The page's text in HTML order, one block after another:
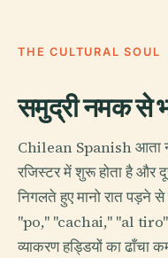
THE CULTURAL SOUL
समुद्री नमक से
Chilean Spanish आता
रजिस्टर में शुरू होता है
निगलते हुए मानो रात पड़ने
"po," "cachai," "al
व्याकरण हड्डियों का ढाँचा